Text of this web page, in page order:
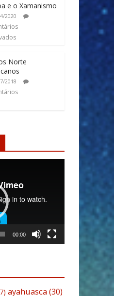
e o Xamanismo
2020
Norte
2018
00:00
ayahuasca(30)